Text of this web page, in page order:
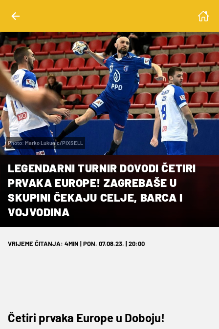
Photo: Marko Lukunic/PIXSELL
LEGENDARNI TURNIR DOVODI ČETIRI
PRVAKA EUROPE! ZAGREBAŠE U
SKUPINI ČEKAJU CELJE, BARCA I
VOJVODINA
VRIJEME ČITANJA: 4MIN | PON. 07.08.23. | 20:00
Četiri prvaka Europe u Doboju!